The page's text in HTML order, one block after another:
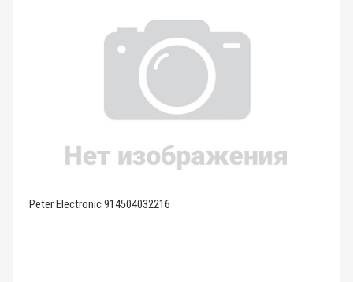
Peter Electronic 914504032216